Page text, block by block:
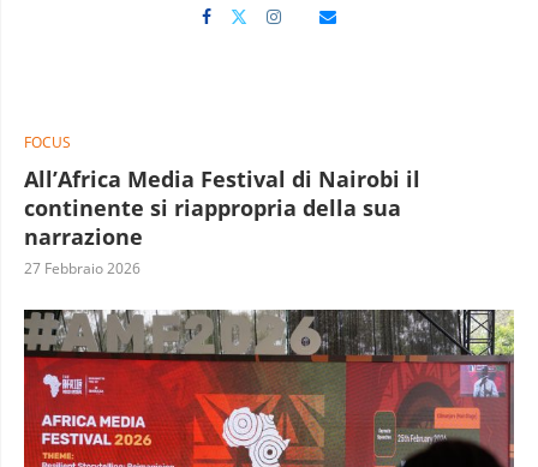
FOCUS
All’Africa Media Festival di Nairobi il
continente si riappropria della sua
narrazione
27 Febbraio 2026